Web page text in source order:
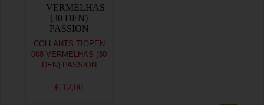
COLLANTS TIOPEN
008 VERMELHAS (30
DEN) PASSION
€ 12,00